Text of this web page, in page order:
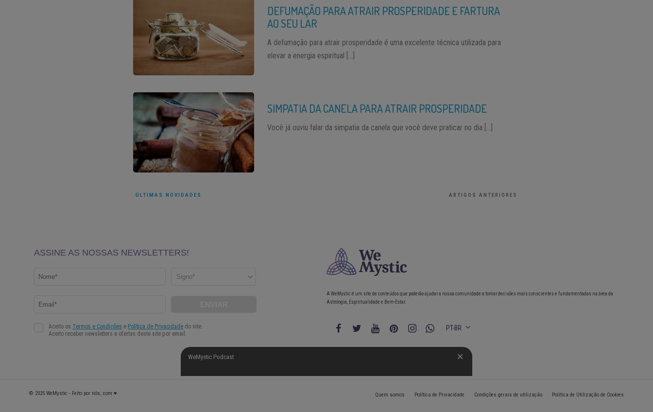
DEFUMAÇÃO PARA ATRAIR PROSPERIDADE E FARTURA
AO SEU LAR
A defumação para atrair prosperidade é uma excelente técnica utilizada para
elevar a energia espiritual […]
SIMPATIA DA CANELA PARA ATRAIR PROSPERIDADE
Você já ouviu falar da simpatia da canela que você deve praticar no dia […]
ÚLTIMAS NOVIDADES ARTIGOS ANTERIORES
A WeMystic é um site de conteúdos que poderão ajudar a nossa comunidade a tomar decisões mais conscientes e fundamentadas na área da
Astrologia, Espiritualidade e Bem-Estar.
PT-BR
WeMystic Podcast
Quem somos Política de Privacidade Condições gerais de utilização Política de Utilização de Cookies
© 2025 WeMystic - Feito por nós, com ♥